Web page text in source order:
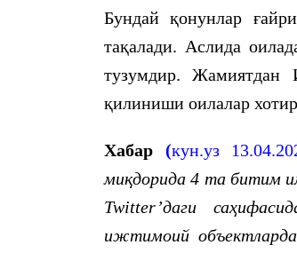
Бундай қонунлар
тақалади. Аслида
тузумдир. Жамиятдан
қилиниши оилалар
Хабар (кун.уз
миқдорида 4 та битим
Twitter’даги
ижтимоий